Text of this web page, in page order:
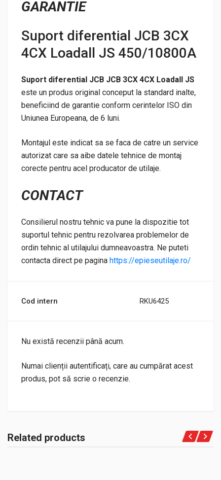
GARANTIE
Suport diferential JCB 3CX
4CX Loadall JS 450/10800A
Suport diferential JCB JCB 3CX 4CX Loadall JS
este un produs original conceput la standard inalte,
beneficiind de garantie conform cerintelor ISO din
Uniunea Europeana, de 6 luni.
Montajul este indicat sa se faca de catre un service
autorizat care sa aibe datele tehnice de montaj
corecte pentru acel producator de utilaje.
CONTACT
Consilierul nostru tehnic va pune la dispozitie tot
suportul tehnic pentru rezolvarea problemelor de
ordin tehnic al utilajului dumneavoastra. Ne puteti
contacta direct pe pagina https://epieseutilaje.ro/
Cod intern RKU6425
Nu există recenzii până acum.
Numai clienții autentificați, care au cumpărat acest
produs, pot să scrie o recenzie.
Related products